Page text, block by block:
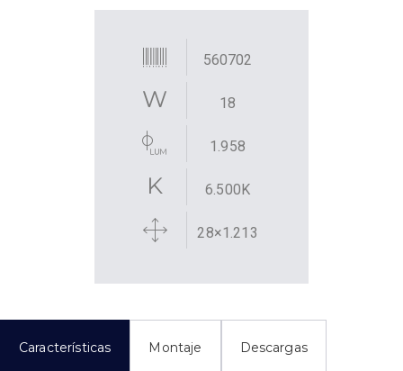
560702
18
1.958
6.500K
28×1.213
Características Montaje Descargas